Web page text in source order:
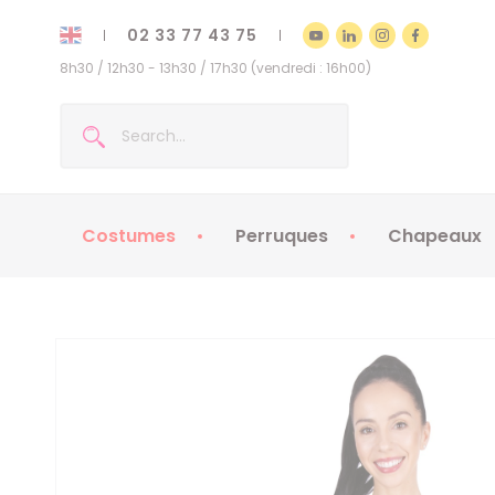
02 33 77 43 75
8h30 / 12h30 - 13h30 / 17h30 (vendredi : 16h00)
Costumes Perruques Chapeaux